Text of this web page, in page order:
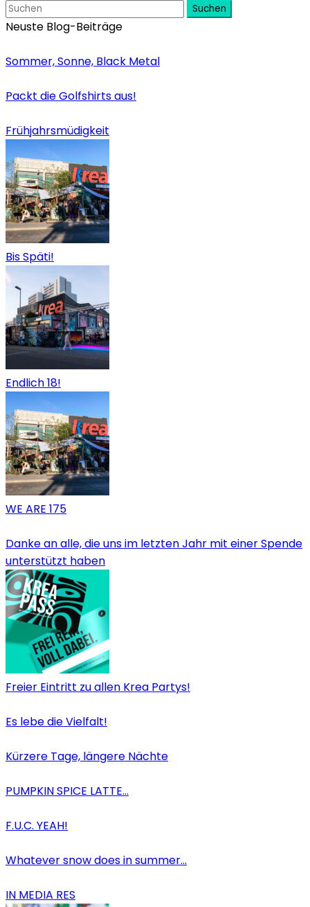
Suchen
Neuste Blog-Beiträge
Sommer, Sonne, Black Metal
Packt die Golfshirts aus!
Frühjahrsmüdigkeit
Bis Späti!
Endlich 18!
WE ARE 175
Danke an alle, die uns im letzten Jahr mit einer Spende
unterstützt haben
Freier Eintritt zu allen Krea Partys!
Es lebe die Vielfalt!
Kürzere Tage, längere Nächte
PUMPKIN SPICE LATTE…
F.U.C. YEAH!
Whatever snow does in summer…
IN MEDIA RES